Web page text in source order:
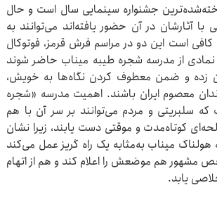
جشنواره سینمایی سال است و حال
با آثارشان در آن حضور یافته‌اند می‌توانند به
کافی است این دو در مراسم فرش قرمز، فوتوکال
نمادی از مدرسه شجره طیبه میناب حاضر شوند
‌زده و ضمن معطوف کردن نگاه‌ها به خویش،
معصوم ایران باشند. اهمیت مدرسه «شجره
که سلبریتی و مردم می‌توانند بر سر آن با هم
کوتاه‌مدت و موقتی دست یابند، زیرا نشان
میناب به‌مثابه یک راه گریز عمل می‌کند
مشهور هم موضعش را اعلام کند و هم از اتهام
یابد.